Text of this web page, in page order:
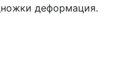
деформация.